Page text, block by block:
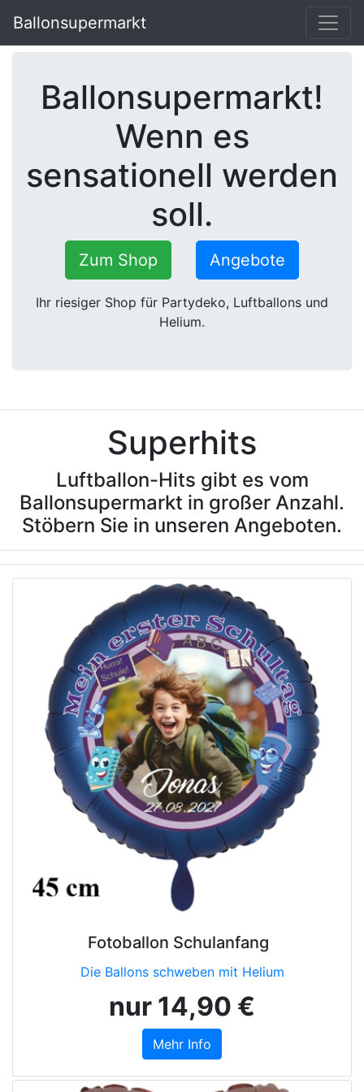
Ballonsupermarkt
Ballonsupermarkt!
Wenn es
sensationell werden
soll.
Zum Shop Angebote
Ihr riesiger Shop für Partydeko, Luftballons und
Helium.
Superhits
Luftballon-Hits gibt es vom
Ballonsupermarkt in großer Anzahl.
Stöbern Sie in unseren Angeboten.
Fotoballon Schulanfang
Die Ballons schweben mit Helium
nur 14,90 €
Mehr Info